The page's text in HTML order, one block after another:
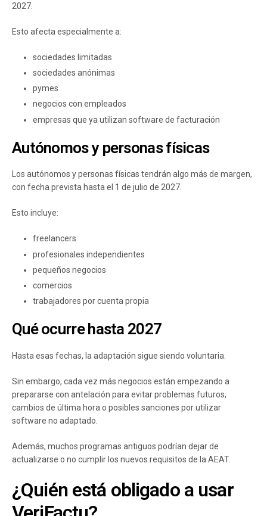
2027.
Esto afecta especialmente a:
sociedades limitadas
sociedades anónimas
pymes
negocios con empleados
empresas que ya utilizan software de facturación
Autónomos y personas físicas
Los autónomos y personas físicas tendrán algo más de margen,
con fecha prevista hasta el 1 de julio de 2027.
Esto incluye:
freelancers
profesionales independientes
pequeños negocios
comercios
trabajadores por cuenta propia
Qué ocurre hasta 2027
Hasta esas fechas, la adaptación sigue siendo voluntaria.
Sin embargo, cada vez más negocios están empezando a
prepararse con antelación para evitar problemas futuros,
cambios de última hora o posibles sanciones por utilizar
software no adaptado.
Además, muchos programas antiguos podrían dejar de
actualizarse o no cumplir los nuevos requisitos de la AEAT.
¿Quién está obligado a usar